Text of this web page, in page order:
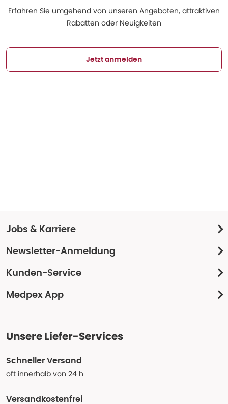
Erfahren Sie umgehend von unseren Angeboten, attraktiven
Rabatten oder Neuigkeiten
Jetzt anmelden
Jobs & Karriere
Newsletter-Anmeldung
Kunden-Service
Medpex App
Unsere Liefer-Services
Schneller Versand
oft innerhalb von 24 h
Versandkostenfrei